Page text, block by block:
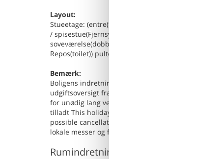
Layout:
Stueetage: (entre(toilet), åbent køkken(elkedel,
/ spisestue(Fjernsyn, varme(gulvvarme))) På 1.
soveværelse(dobbeltseng eller 2 enkeltsenge
Repos(toilet)) pulterkammer, havedøre,
Bemærk:
Boligens indretning kan afvige fra billederne.
udgiftsoversigt fra parken over ekstraudgifter/
for unødig lang ventetid ved indtjekning, så din
tilladt This holiday home is available for
possible cancellation costs will be charged Hvis
lokale messer og festivaler, kan der opkræves et
Rumindretning